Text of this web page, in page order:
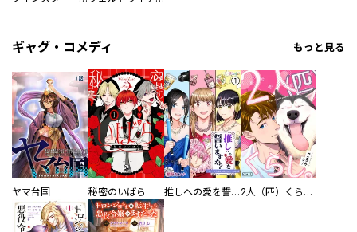
ギャグ・コメディ もっと見る
ヤマ台国 秘密のいばら 推しへの愛を誓いますか？～アラサー女子、推しは逃げぬが人生逃げる～ 2人（匹）くらし。